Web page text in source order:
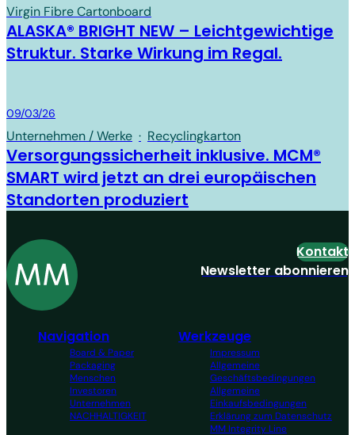
Virgin Fibre Cartonboard
ALASKA® BRIGHT NEW – Leichtgewichtige
Struktur. Starke Wirkung im Regal.
Board & Paper
09/03/26
Unternehmen / Werke · Recycling­karton
Versorgungssicherheit inklusive. MCM®
SMART wird jetzt an drei europäischen
Standorten produziert
Navigation
Board & Paper
Packaging
Menschen
Investoren
Unternehmen
NACHHALTIGKEIT
Werkzeuge
Impressum
Allgemeine
Geschäftsbedingungen
Allgemeine
Einkaufsbedingungen
Erklärung zum Datenschutz
MM Integrity Line
Kontakt
Newsletter abonnieren